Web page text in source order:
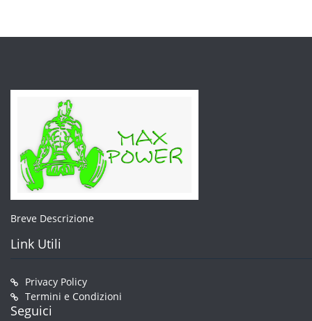
nella
Breve Descrizione
Link Utili
Privacy Policy
Termini e Condizioni
Seguici